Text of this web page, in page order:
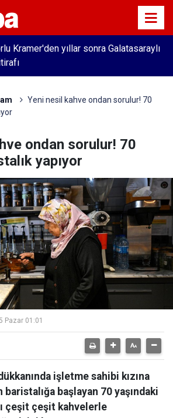
Kramer'den yıllar sonra Galatasaraylı
Yeni nesil kahve ondan sorulur! 70
ondan sorulur! 70
yapıyor
Pazar 01:01
işletme sahibi kızına
başlayan 70 yaşındaki
çeşit çeşit kahvelerle